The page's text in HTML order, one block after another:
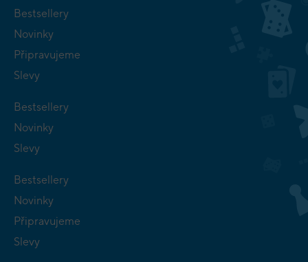
Bestsellery
Novinky
Připravujeme
Slevy
Bestsellery
Novinky
Slevy
Bestsellery
Novinky
Připravujeme
Slevy